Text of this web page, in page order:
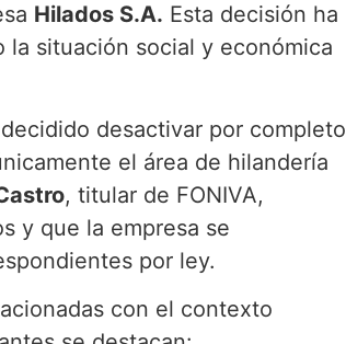
Hilados S.A. Esta decisión ha
la situación social y económica
desactivar por completo
el área de hilandería
, titular de FONIVA,
y que la empresa se
por ley.
con el contexto